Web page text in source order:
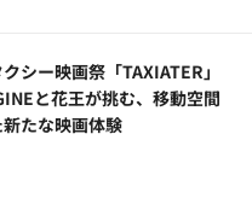
シー映画祭「TAXIATER」
と花王が挑む、移動空間
たな映画体験